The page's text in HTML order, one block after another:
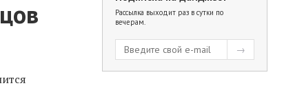
Рассылка выходит раз в сутки по
вечерам.